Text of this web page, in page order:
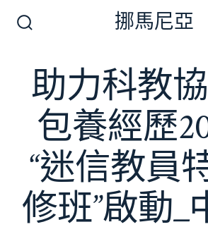
切
換
開
挪馬尼亞
助力科教
包養經歷
“迷信教員
修班”啟動_